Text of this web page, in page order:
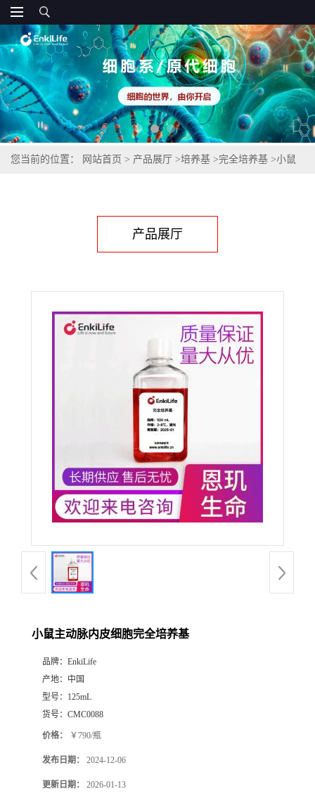
您当前的位置： 网站首页 > 产品展厅 >培养基 >完全培养基 >小鼠
产品展厅
小鼠主动脉内皮细胞完全培养基
品牌： EnkiLife
产地： 中国
型号： 125mL
货号： CMC0088
价格： ￥790/瓶
发布日期： 2024-12-06
更新日期： 2026-01-13